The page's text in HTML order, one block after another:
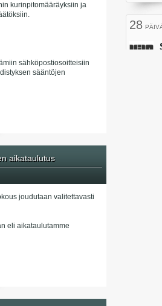
kurinpitomääräyksiin ja
sähköpostiosoitteisiin
sääntöjen
aikataulutus
joudutaan valitettavasti
eli aikataulutamme